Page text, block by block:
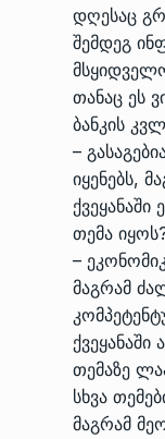
დღესაც
შემდეგ
თანაც ეს
ბანკის
–
იყენებს,
თემა
–
მაგრამ
თემაზე
სხვა
მაგრამ